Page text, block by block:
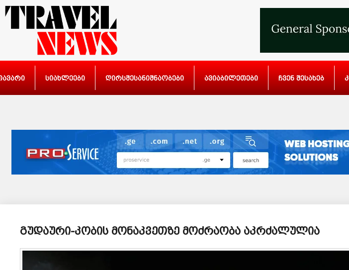
სიახლეები ღირსშესანიშნაობები ავიაბილეთები ჩვენ შესახებ
გუდაური-კობის მონაკვეთზე მოძრაობა აკრძალულია